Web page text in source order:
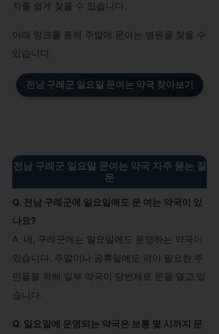
치를 쉽게 찾을 수 있습니다.
아래 링크를 통해 주말에 문여는 병원을 찾을 수
있습니다.
전남 구례군 일요일 문여는 약국 찾아보기
전남 구례군 일요일 문여는 약국 자주 묻는 질
문
Q. 전남 구례군에 일요일에도 문 여는 약국이 있
나요?
A. 네, 구례군에는 일요일에도 운영하는 약국이
있습니다. 주말이나 공휴일에도 약이 필요한 주
민들을 위해 일부 약국이 당번제로 문을 열고 있
습니다.
Q. 일요일에 운영되는 약국은 보통 몇 시까지 문